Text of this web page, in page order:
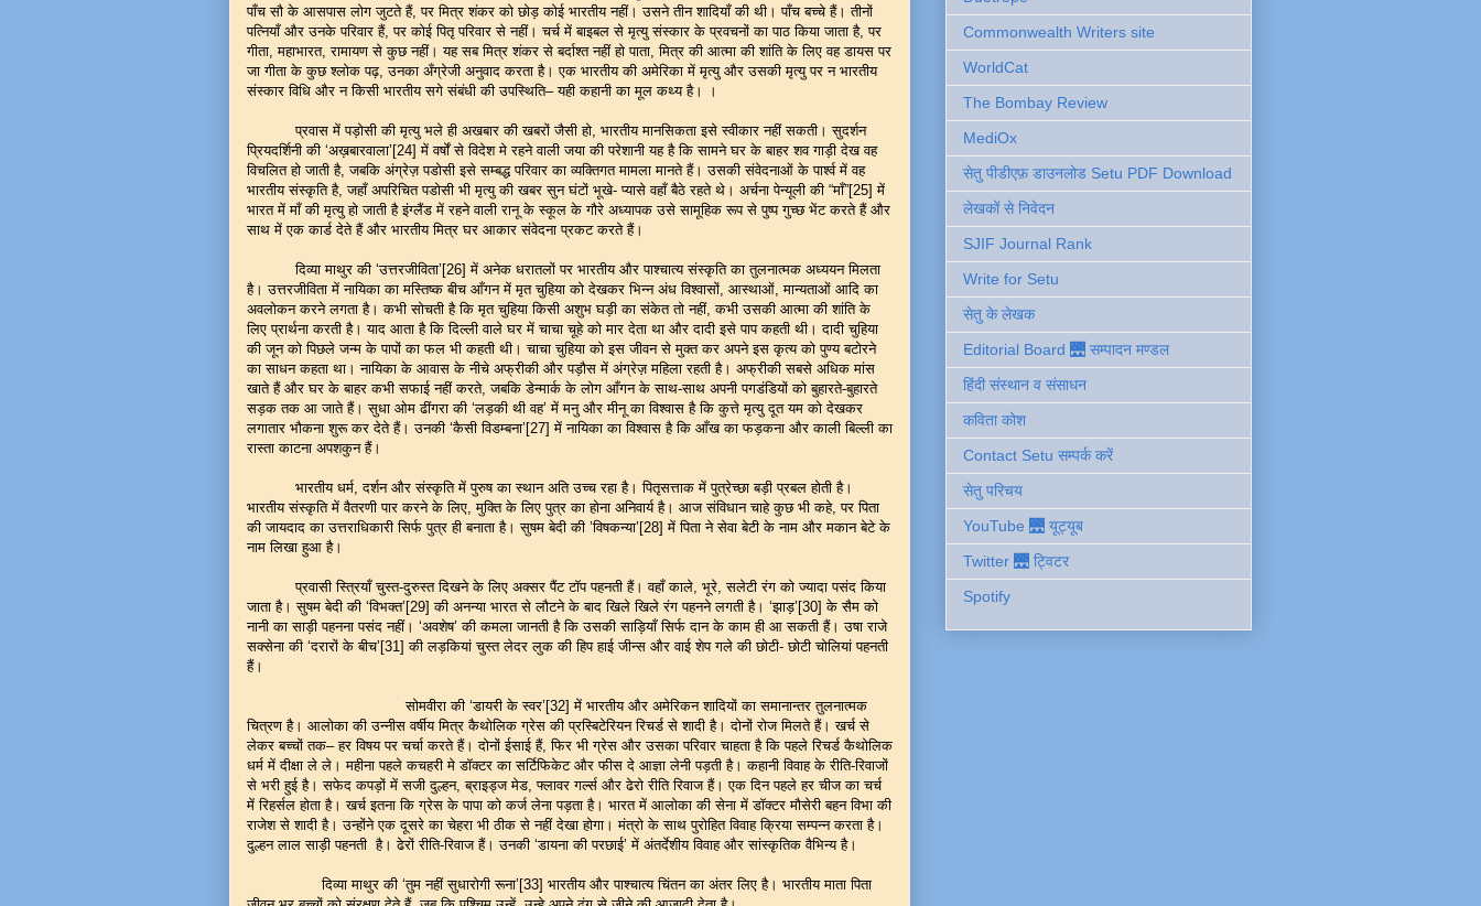
पाँच सौ के आसपास लोग जुटते हैं, पर मित्र शंकर को छोड़ कोई भारतीय नहीं। उसने तीन शादियाँ की थी। पाँच बच्चे हैं। तीनों
पत्नियाँ और उनके परिवार हैं, पर कोई पितृ परिवार से नहीं। चर्च में बाइबल से मृत्यु संस्कार के प्रवचनों का पाठ किया जाता है, पर
गीता, महाभारत, रामायण से कुछ नहीं। यह सब मित्र शंकर से बर्दाश्त नहीं हो पाता, मित्र की आत्मा की शांति के लिए वह डायस पर
जा गीता के कुछ श्लोक पढ़, उनका अँग्रेजी अनुवाद करता है। एक भारतीय की अमेरिका में मृत्यु और उसकी मृत्यु पर न भारतीय
संस्कार विधि और न किसी भारतीय सगे संबंधी की उपस्थिति– यही कहानी का मूल कथ्य है। ।
प्रवास में पड़ोसी की मृत्यु भले ही अखबार की खबरों जैसी हो, भारतीय मानसिकता इसे स्वीकार नहीं सकती। सुदर्शन
प्रियदर्शिनी की ‘अख़बारवाला’[24] में वर्षों से विदेश मे रहने वाली जया की परेशानी यह है कि सामने घर के बाहर शव गाड़ी देख वह
विचलित हो जाती है, जबकि अंग्रेज़ पडोसी इसे सम्बद्ध परिवार का व्यक्तिगत मामला मानते हैं। उसकी संवेदनाओं के पार्श्व में वह
भारतीय संस्कृति है, जहाँ अपरिचित पडोसी भी मृत्यु की खबर सुन घंटों भूखे- प्यासे वहाँ बैठे रहते थे। अर्चना पेन्यूली की “माँ”[25] में
भारत में माँ की मृत्यु हो जाती है इंग्लैंड में रहने वाली रानू के स्कूल के गौरे अध्यापक उसे सामूहिक रूप से पुष्प गुच्छ भेंट करते हैं और
साथ में एक कार्ड देते हैं और भारतीय मित्र घर आकार संवेदना प्रकट करते हैं।
दिव्या माथुर की ‘उत्तरजीविता’[26] में अनेक धरातलों पर भारतीय और पाश्चात्य संस्कृति का तुलनात्मक अध्ययन मिलता
है। उत्तरजीविता में नायिका का मस्तिष्क बीच आँगन में मृत चुहिया को देखकर भिन्न अंध विश्वासों, आस्थाओं, मान्यताओं आदि का
अवलोकन करने लगता है। कभी सोचती है कि मृत चुहिया किसी अशुभ घड़ी का संकेत तो नहीं, कभी उसकी आत्मा की शांति के
लिए प्रार्थना करती है। याद आता है कि दिल्ली वाले घर में चाचा चूहे को मार देता था और दादी इसे पाप कहती थी। दादी चुहिया
की जून को पिछले जन्म के पापों का फल भी कहती थी। चाचा चुहिया को इस जीवन से मुक्त कर अपने इस कृत्य को पुण्य बटोरने
का साधन कहता था। नायिका के आवास के नीचे अफ्रीकी और पड़ौस में अंग्रेज़ महिला रहती है। अफ्रीकी सबसे अधिक मांस
खाते हैं और घर के बाहर कभी सफाई नहीं करते, जबकि डेन्मार्क के लोग आँगन के साथ-साथ अपनी पगडंडियों को बुहारते-बुहारते
सड़क तक आ जाते हैं। सुधा ओम ढींगरा की ‘लड़की थी वह’ में मनु और मीनू का विश्वास है कि कुत्ते मृत्यु दूत यम को देखकर
लगातार भौकना शुरू कर देते हैं। उनकी ‘कैसी विडम्बना’[27] में नायिका का विश्वास है कि आँख का फड़कना और काली बिल्ली का
रास्ता काटना अपशकुन हैं।
भारतीय धर्म, दर्शन और संस्कृति में पुरुष का स्थान अति उच्च रहा है। पितृसत्ताक में पुत्रेच्छा बड़ी प्रबल होती है।
भारतीय संस्कृति में वैतरणी पार करने के लिए, मुक्ति के लिए पुत्र का होना अनिवार्य है। आज संविधान चाहे कुछ भी कहे, पर पिता
की जायदाद का उत्तराधिकारी सिर्फ पुत्र ही बनाता है। सुषम बेदी की ’विषकन्या’[28] में पिता ने सेवा बेटी के नाम और मकान बेटे के
नाम लिखा हुआ है।
प्रवासी स्त्रियाँ चुस्त-दुरुस्त दिखने के लिए अक्सर पैंट टॉप पहनती हैं। वहाँ काले, भूरे, सलेटी रंग को ज्यादा पसंद किया
जाता है। सुषम बेदी की ‘विभक्त’[29] की अनन्या भारत से लौटने के बाद खिले खिले रंग पहनने लगती है। ‘झाड़’[30] के सैम को
नानी का साड़ी पहनना पसंद नहीं। ‘अवशेष’ की कमला जानती है कि उसकी साड़ियाँ सिर्फ दान के काम ही आ सकती हैं। उषा राजे
सक्सेना की ‘दरारों के बीच’[31] की लड़कियां चुस्त लेदर लुक की हिप हाई जीन्स और वाई शेप गले की छोटी- छोटी चोलियां पहनती
हैं।
सोमवीरा की ‘डायरी के स्वर’[32] में भारतीय और अमेरिकन शादियों का समानान्तर तुलनात्मक
चित्रण है। आलोका की उन्नीस वर्षीय मित्र कैथोलिक ग्रेस की प्रस्बिटेरियन रिचर्ड से शादी है। दोनों रोज मिलते हैं। खर्च से
लेकर बच्चों तक– हर विषय पर चर्चा करते हैं। दोनों ईसाई हैं, फिर भी ग्रेस और उसका परिवार चाहता है कि पहले रिचर्ड कैथोलिक
धर्म में दीक्षा ले ले। महीना पहले कचहरी मे डॉक्टर का सर्टिफिकेट और फीस दे आज्ञा लेनी पड़ती है। कहानी विवाह के रीति-रिवाजों
से भरी हुई है। सफेद कपड़ों में सजी दुल्हन, ब्राइड्ज मेड, फ्लावर गर्ल्स और ढेरो रीति रिवाज हैं। एक दिन पहले हर चीज का चर्च
में रिहर्सल होता है। खर्च इतना कि ग्रेस के पापा को कर्ज लेना पड़ता है। भारत में आलोका की सेना में डॉक्टर मौसेरी बहन विभा की
राजेश से शादी है। उन्होंने एक दूसरे का चेहरा भी ठीक से नहीं देखा होगा। मंत्रो के साथ पुरोहित विवाह क्रिया सम्पन्न करता है।
दुल्हन लाल साड़ी पहनती है। ढेरों रीति-रिवाज हैं। उनकी ‘डायना की परछाई’ में अंतर्देशीय विवाह और सांस्कृतिक वैभिन्य है।
दिव्या माथुर की ‘तुम नहीं सुधारोगी रूना’[33] भारतीय और पाश्चात्य चिंतन का अंतर लिए है। भारतीय माता पिता
Commonwealth Writers site
WorldCat
The Bombay Review
MediOx
सेतु पीडीएफ़ डाउनलोड Setu PDF Download
लेखकों से निवेदन
SJIF Journal Rank
Write for Setu
सेतु के लेखक
Editorial Board 🌉 सम्पादन मण्डल
हिंदी संस्थान व संसाधन
कविता कोश
Contact Setu सम्पर्क करें
सेतु परिचय
YouTube 🌉 यूट्यूब
Twitter 🌉 ट्विटर
Spotify